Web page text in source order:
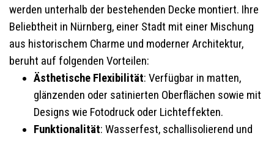
werden unterhalb der bestehenden Decke montiert. Ihre
Beliebtheit in Nürnberg, einer Stadt mit einer Mischung
aus historischem Charme und moderner Architektur,
beruht auf folgenden Vorteilen:
Ästhetische Flexibilität: Verfügbar in matten,
glänzenden oder satinierten Oberflächen sowie mit
Designs wie Fotodruck oder Lichteffekten.
Funktionalität: Wasserfest, schallisolierend und